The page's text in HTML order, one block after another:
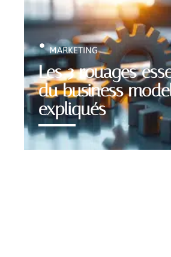
Les 3 rouages
du business
expliqués
MARKETING